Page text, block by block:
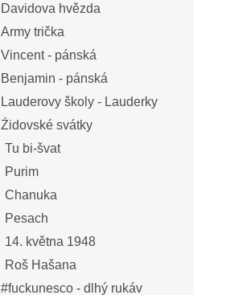
Davidova hvězda
Army trička
Vincent - pánská
Benjamin - pánská
Lauderovy školy - Lauderky
Źidovské svátky
Tu bi-švat
Purim
Chanuka
Pesach
14. května 1948
Roš Hašana
#fuckunesco - dlhý rukáv